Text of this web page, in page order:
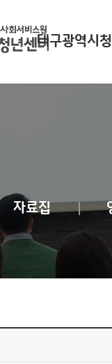
대구광역시
자료집